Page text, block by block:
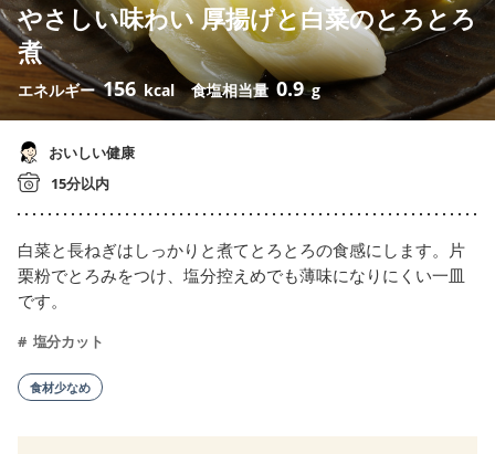
やさしい味わい 厚揚げと白菜のとろとろ
煮
エネルギー156 kcal 食塩相当量 0.9 g
おいしい健康
15分以内
白菜と長ねぎはしっかりと煮てとろとろの食感にします。片
栗粉でとろみをつけ、塩分控えめでも薄味になりにくい一皿
です。
塩分カット
食材少なめ